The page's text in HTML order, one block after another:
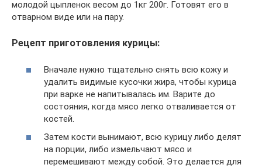
молодой цыпленок весом до 1кг 200г. Готовят его в
отварном виде или на пару.
Рецепт приготовления курицы:
Вначале нужно тщательно снять всю кожу и
удалить видимые кусочки жира, чтобы курица
при варке не напитывалась им. Варите до
состояния, когда мясо легко отваливается от
костей.
Затем кости вынимают, всю курицу либо делят
на порции, либо измельчают мясо и
перемешивают между собой. Это делается для